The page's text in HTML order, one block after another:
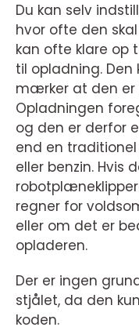
Du kan selv
hvor ofte den
kan ofte klare op
til opladning. Den
mærker at den er
Opladningen
og den er derfor
end en
eller benzin. Hvis
regner for
eller om det er
opladeren.
Der er ingen
stjålet, da den
koden.